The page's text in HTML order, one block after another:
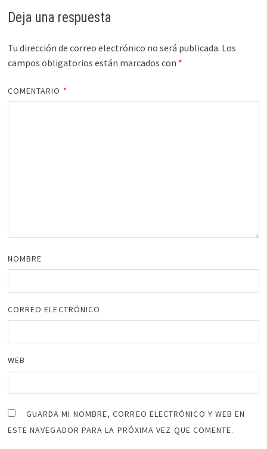
Deja una respuesta
Tu dirección de correo electrónico no será publicada. Los
campos obligatorios están marcados con *
COMENTARIO *
NOMBRE
CORREO ELECTRÓNICO
WEB
GUARDA MI NOMBRE, CORREO ELECTRÓNICO Y WEB EN
ESTE NAVEGADOR PARA LA PRÓXIMA VEZ QUE COMENTE.